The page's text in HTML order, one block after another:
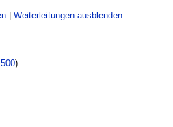
|Weiterleitungen ausblenden
500)